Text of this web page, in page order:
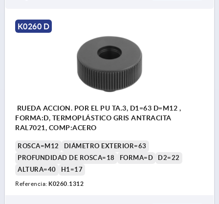
K0260 D
RUEDA ACCION. POR EL PU TA.3, D1=63 D=M12 ,
FORMA:D, TERMOPLÁSTICO GRIS ANTRACITA
RAL7021, COMP:ACERO
ROSCA=M12
DIÁMETRO EXTERIOR=63
PROFUNDIDAD DE ROSCA=18
FORMA=D
D2=22
ALTURA=40
H1=17
Referencia: K0260.1312